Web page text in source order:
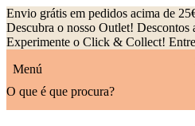
Envio grátis em pedidos acima de
Descubra o nosso Outlet! Descontos
Experimente o Click & Collect!
Menú
O que é que procura?